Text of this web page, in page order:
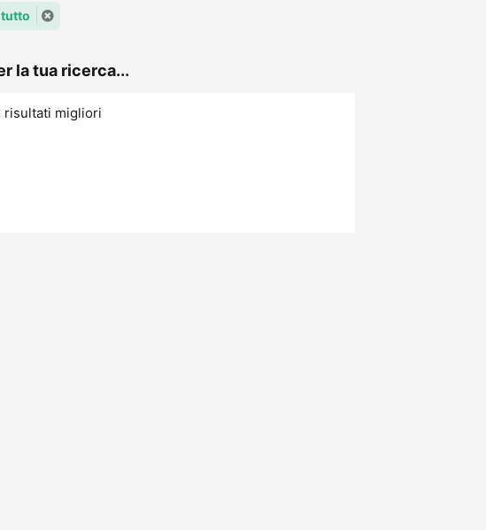
la tua ricerca...
risultati migliori